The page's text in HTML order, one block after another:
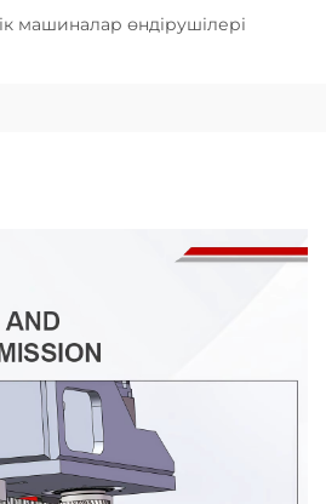
машиналар өндірушілері